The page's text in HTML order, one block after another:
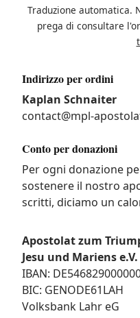
Traduzione automatica.
prega di consultare
Indirizzo per ordini
Kaplan Schnaiter
contact@mpl-
Conto per donazioni
Per ogni donazione
sostenere il nostro
scritti, diciamo un
Apostolat zum
Jesu und Mariens e.V.
IBAN:
BIC: GENODE61LAH
Volksbank Lahr eG